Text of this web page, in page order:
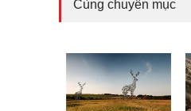
Cùng chuyên mục